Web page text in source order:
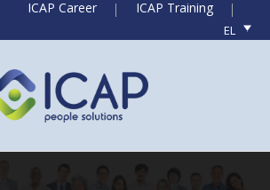
ICAP Career ICAP Training
EL